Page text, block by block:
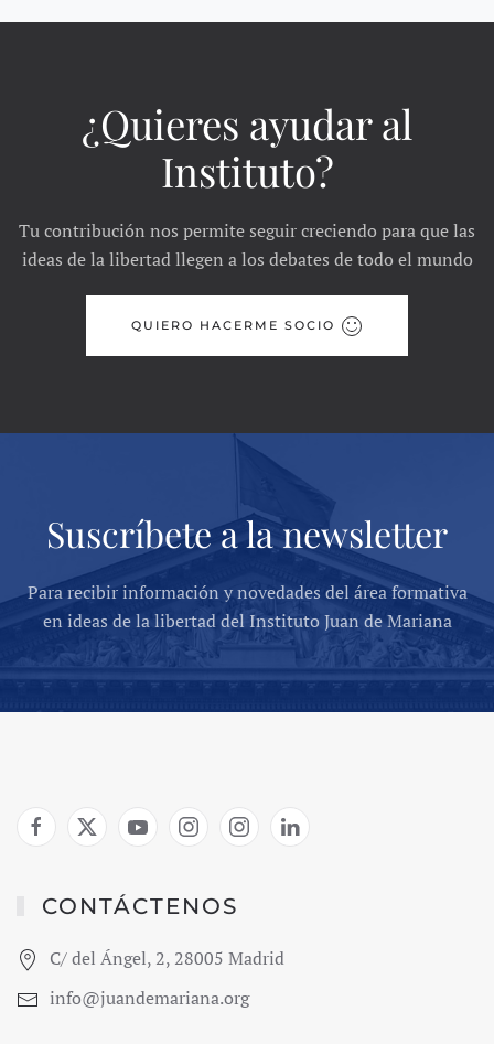
¿Quieres ayudar al
Instituto?
Tu contribución nos permite seguir creciendo para que las
ideas de la libertad llegen a los debates de todo el mundo
QUIERO HACERME SOCIO
Suscríbete a la newsletter
Para recibir información y novedades del área formativa
en ideas de la libertad del Instituto Juan de Mariana
CONTÁCTENOS
C/ del Ángel, 2, 28005 Madrid
info@juandemariana.org